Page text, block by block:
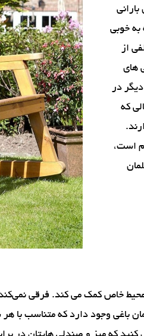
خوبی
از
های
در
که
است،
خاص کمک می کند. فرقی
باغی وجود دارد که متناسب با هر